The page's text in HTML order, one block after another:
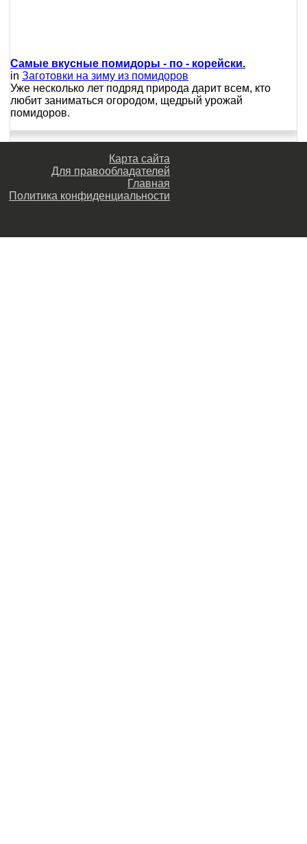
Самые вкусные помидоры - по - корейски.
in Заготовки на зиму из помидоров
Уже несколько лет подряд природа дарит всем, кто
любит заниматься огородом, щедрый урожай
помидоров.
Карта сайта
Для правообладателей
Главная
Политика конфиденциальности